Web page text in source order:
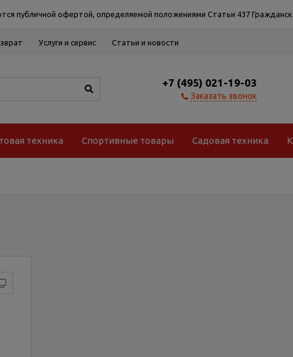
публичной офертой, определяемой положениями Статьи 437
Услуги и сервис Статьи и новости
+7 (495) 021-19-03
Заказать звонок
техника Спортивные товары Садовая техника